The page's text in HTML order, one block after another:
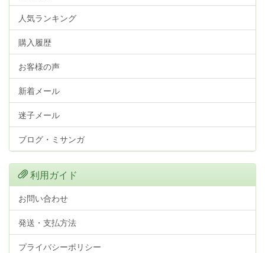
人気ランキング
購入履歴
お客様の声
新着メール
迷子メール
ブログ・ミサンガ
利用ガイド
お問い合わせ
発送・支払方法
プライバシーポリシー